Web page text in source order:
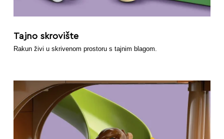
Tajno skrovište
Rakun živi u skrivenom prostoru s tajnim blagom.